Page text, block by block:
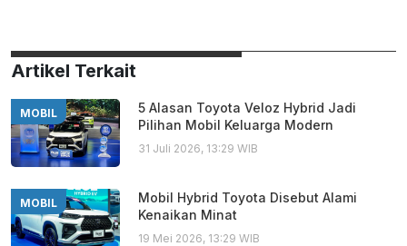
Artikel Terkait
MOBIL
5 Alasan Toyota Veloz Hybrid Jadi
Pilihan Mobil Keluarga Modern
31 Juli 2026, 13:29 WIB
MOBIL
Mobil Hybrid Toyota Disebut Alami
Kenaikan Minat
19 Mei 2026, 13:29 WIB